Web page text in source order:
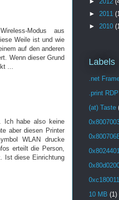
Modus aus
Weile ist und wie
auf den anderen
Wenn dieser Grund
...
Ich habe also keine
aber diesen Printer
WLAN drucke
erteilt die Person,
Ist diese Einrichtung
► 2011
► 2010
Labels
.net
.print
(at) Taste
10 MB (1)